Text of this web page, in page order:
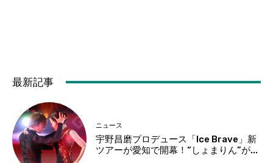
最新記事
ニュース
宇野昌磨プロデュース「Ice Brave」新
ツアーが愛知で開幕！“しょまりん”が...